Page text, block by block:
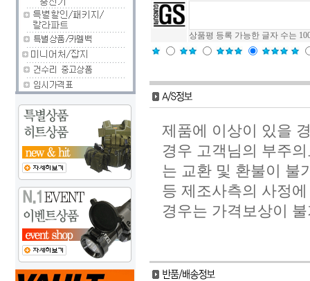
상품평 등록 가능한 글자 수는
제품에 이상이 있을
경우 고객님의 부주
는 교환 및 환불이 불
등 제조사측의 사정
경우는 가격보상이